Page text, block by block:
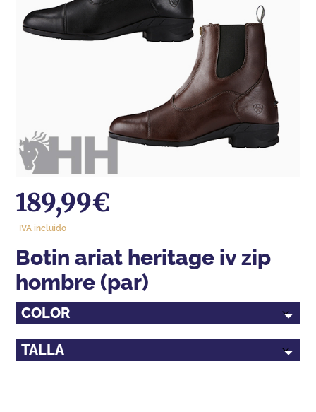
189,99€
IVA incluido
botin ariat heritage iv zip
hombre (par)